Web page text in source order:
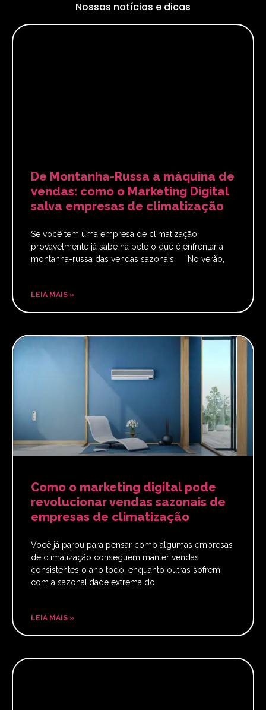
Nossas notícias e dicas
De Montanha-Russa a máquina de
vendas: como o Marketing Digital
salva empresas de climatização
Se você tem uma empresa de climatização,
provavelmente já sabe na pele o que é enfrentar a
montanha-russa das vendas sazonais. No verão,
LEIA MAIS »
Como o marketing digital pode
revolucionar vendas sazonais de
empresas de climatização
Você já parou para pensar como algumas empresas
de climatização conseguem manter vendas
consistentes o ano todo, enquanto outras sofrem
com a sazonalidade extrema do
LEIA MAIS »